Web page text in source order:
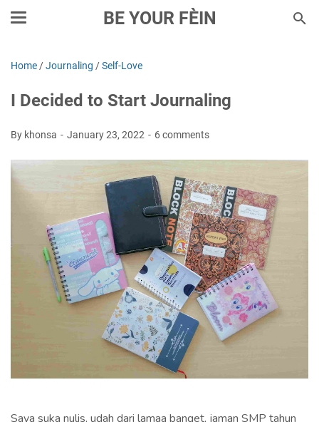
BE YOUR FÈIN
Home /Journaling /Self-Love
I Decided to Start Journaling
By khonsa January 23, 2022 6 comments
Saya suka nulis, udah dari lamaa banget, jaman SMP tahun